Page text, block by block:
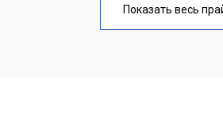
Показать весь